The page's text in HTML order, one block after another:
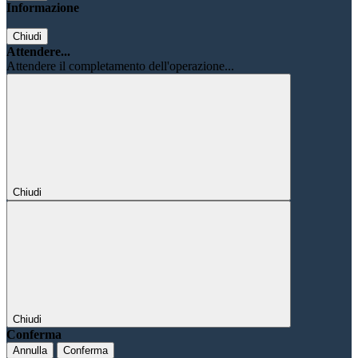
Informazione
Chiudi
Attendere...
Attendere il completamento dell'operazione...
Chiudi
Chiudi
Conferma
Annulla Conferma